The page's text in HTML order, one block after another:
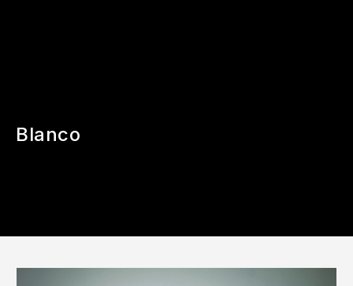
Blanco